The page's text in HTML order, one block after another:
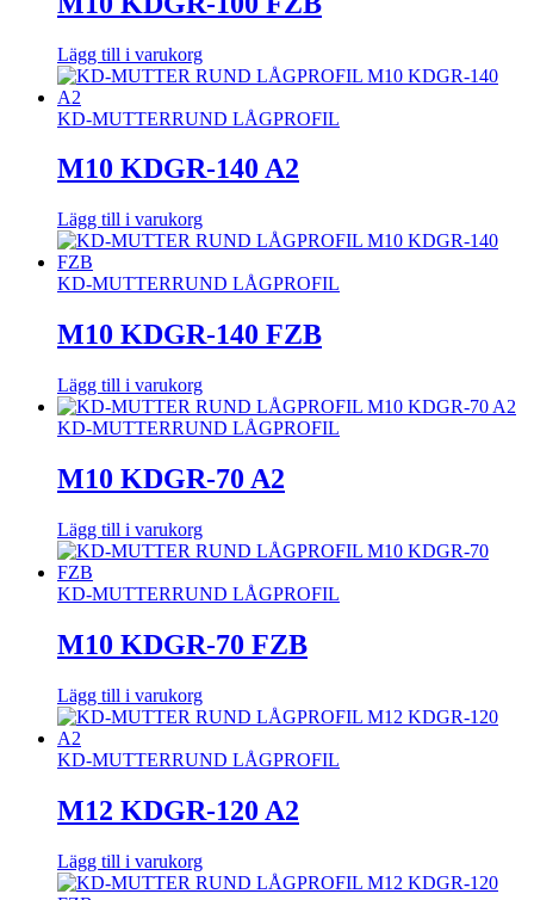
Lägg till i varukorg
KD-MUTTERRUND LÅGPROFIL
M10 KDGR-140 A2
Lägg till i varukorg
KD-MUTTERRUND LÅGPROFIL
M10 KDGR-140 FZB
Lägg till i varukorg
KD-MUTTERRUND LÅGPROFIL
M10 KDGR-70 A2
Lägg till i varukorg
KD-MUTTERRUND LÅGPROFIL
M10 KDGR-70 FZB
Lägg till i varukorg
KD-MUTTERRUND LÅGPROFIL
M12 KDGR-120 A2
Lägg till i varukorg